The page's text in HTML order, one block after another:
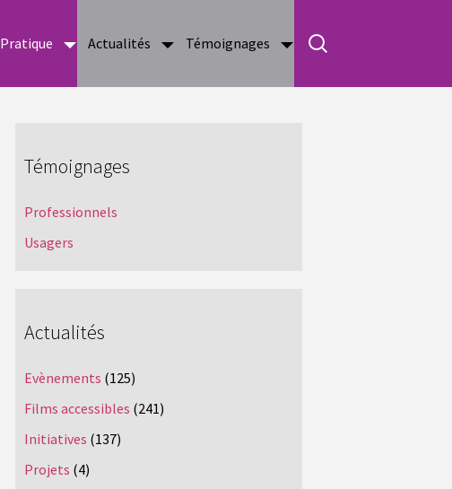
Pratique Actualités Témoignages
Témoignages
Professionnels
Usagers
Actualités
Evènements (125)
Films accessibles (241)
Initiatives (137)
Projets (4)